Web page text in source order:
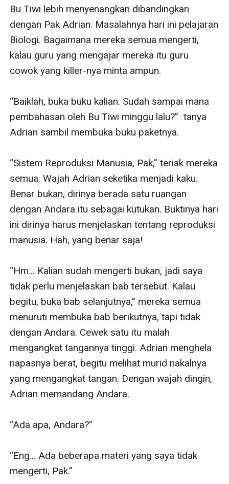
Bu Tiwi lebih menyenangkan dibandingkan
dengan Pak Adrian. Masalahnya hari ini pelajaran
Biologi. Bagaimana mereka semua mengerti,
kalau guru yang mengajar mereka itu guru
cowok yang killer-nya minta ampun.
“Baiklah, buka buku kalian. Sudah sampai mana
pembahasan oleh Bu Tiwi minggu lalu?”  tanya
Adrian sambil membuka buku paketnya.
“Sistem Reproduksi Manusia, Pak,” teriak mereka
semua. Wajah Adrian seketika menjadi kaku.
Benar bukan, dirinya berada satu ruangan
dengan Andara itu sebagai kutukan. Buktinya hari
ini dirinya harus menjelaskan tentang reproduksi
manusia. Hah, yang benar saja!
“Hm... Kalian sudah mengerti bukan, jadi saya
tidak perlu menjelaskan bab tersebut. Kalau
begitu, buka bab selanjutnya,” mereka semua
menuruti membuka bab berikutnya, tapi tidak
dengan Andara. Cewek satu itu malah
mengangkat tangannya tinggi. Adrian menghela
napasnya berat, begitu melihat murid nakalnya
yang mengangkat tangan. Dengan wajah dingin,
Adrian memandang Andara.
“Ada apa, Andara?”
“Eng... Ada beberapa materi yang saya tidak
mengerti, Pak.”